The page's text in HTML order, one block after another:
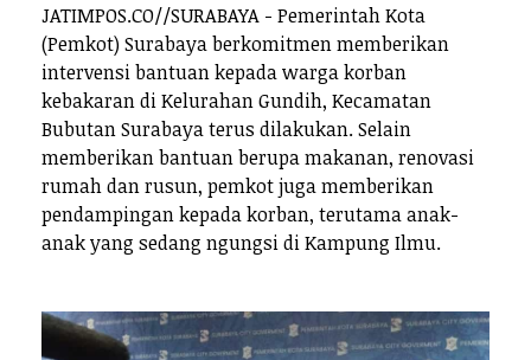
JATIMPOS.CO//SURABAYA - Pemerintah Kota
(Pemkot) Surabaya berkomitmen memberikan
intervensi bantuan kepada warga korban
kebakaran di Kelurahan Gundih, Kecamatan
Bubutan Surabaya terus dilakukan. Selain
memberikan bantuan berupa makanan, renovasi
rumah dan rusun, pemkot juga memberikan
pendampingan kepada korban, terutama anak-
anak yang sedang ngungsi di Kampung Ilmu.